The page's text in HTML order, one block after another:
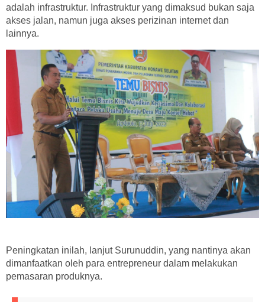
adalah infrastruktur. Infrastruktur yang dimaksud bukan saja
akses jalan, namun juga akses perizinan internet dan
lainnya.
Peningkatan inilah, lanjut Surunuddin, yang nantinya akan
dimanfaatkan oleh para entrepreneur dalam melakukan
pemasaran produknya.